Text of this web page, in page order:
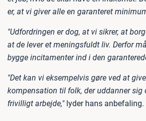
er, at vi giver alle en garanteret
"Udfordringen er dog, at vi sikrer, at
at de lever et meningsfuldt liv. Derfor
bygge incitamenter ind i den
"Det kan vi eksempelvis gøre ved at
kompensation til folk, der uddanner sig
frivilligt arbejde,"lyder hans anbefaling.